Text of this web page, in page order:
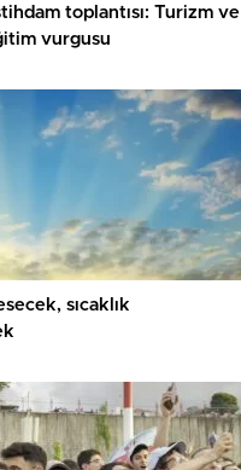
toplantısı: Turizm ve
vurgusu
sıcaklık